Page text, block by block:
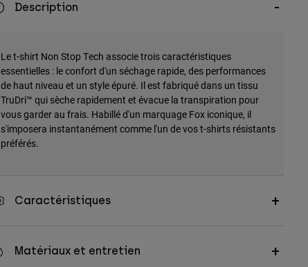
Description
Le t-shirt Non Stop Tech associe trois caractéristiques
essentielles : le confort d'un séchage rapide, des performances
de haut niveau et un style épuré. Il est fabriqué dans un tissu
TruDri™ qui sèche rapidement et évacue la transpiration pour
vous garder au frais. Habillé d'un marquage Fox iconique, il
s'imposera instantanément comme l'un de vos t-shirts résistants
préférés.
Caractéristiques
Matériaux et entretien